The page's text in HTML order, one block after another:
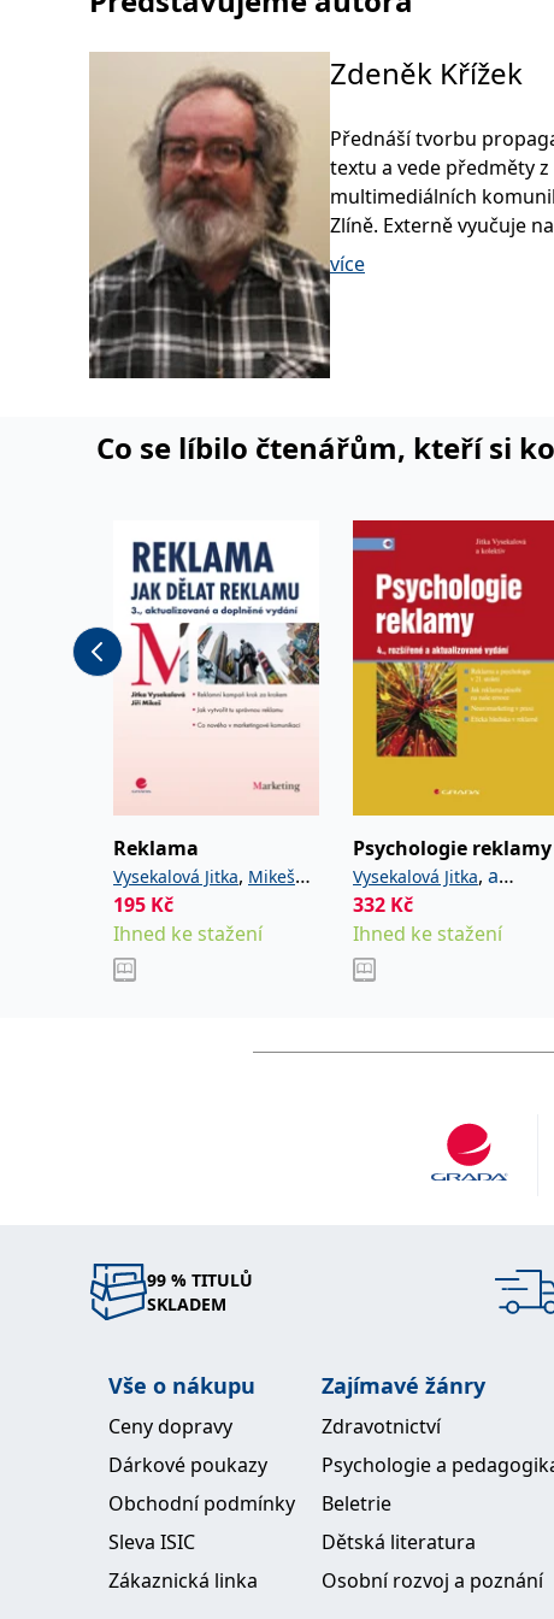
Zdeněk Křížek
Přednáší tvorbu
textu a vede předměty
multimediálních
Zlíně. Externě vyučuje
humanitních studií UK v
více
Co se líbilo čtenářům, kteří si
Reklama
Vysekalová Jitka, Mikeš
Jiří
195 Kč
Ihned ke stažení
Psychologie reklamy
Vysekalová Jitka, a
kolektiv
332 Kč
Ihned ke stažení
99 % TITULŮ
SKLADEM
Vše o nákupu
Ceny dopravy
Dárkové poukazy
Obchodní podmínky
Sleva ISIC
Zákaznická linka
Zajímavé žánry
Zdravotnictví
Psychologie a
Beletrie
Dětská literatura
Osobní rozvoj a poznání